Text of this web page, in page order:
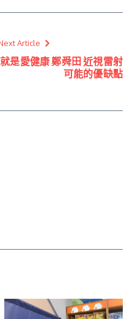
Article
就是愛健康 鄭舜田 近視雷射
可能的優缺點